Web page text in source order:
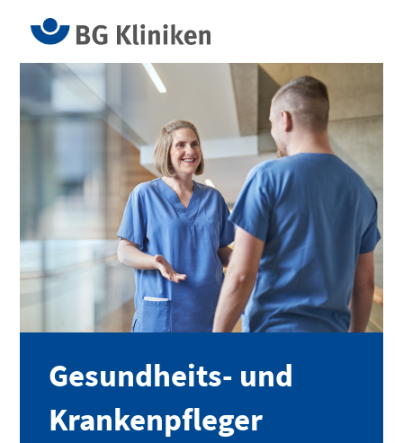
Gesundheits- und
Krankenpfleger